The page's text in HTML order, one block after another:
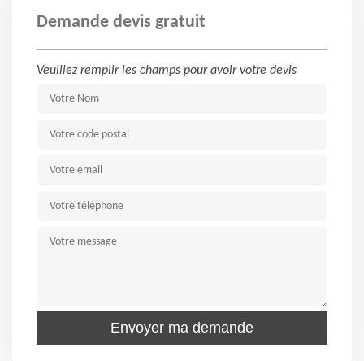
Demande devis gratuit
Veuillez remplir les champs pour avoir votre devis